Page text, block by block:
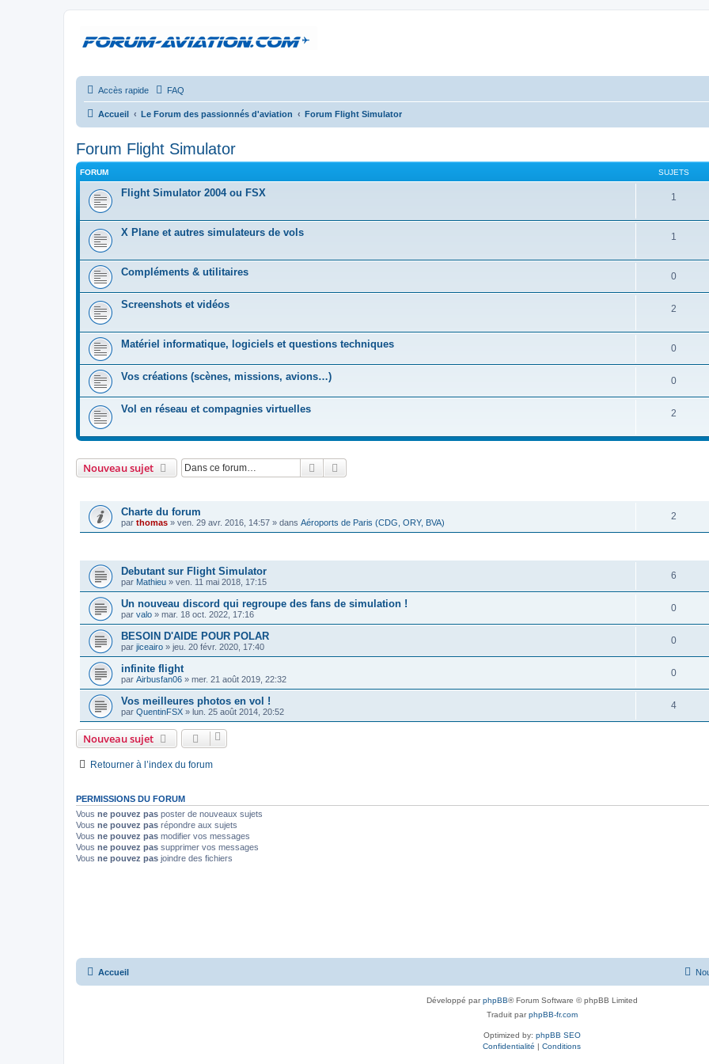
Accès rapide FAQ
Accueil Le Forum des passionnés d'aviation Forum Flight Simulator
Forum Flight Simulator
FORUM SUJETS
Flight Simulator 2004 ou FSX 1
X Plane et autres simulateurs de vols 1
Compléments & utilitaires 0
Screenshots et vidéos 2
Matériel informatique, logiciels et questions techniques 0
Vos créations (scènes, missions, avions…) 0
Vol en réseau et compagnies virtuelles 2
Nouveau sujet Rechercher
Charte du forum
par thomas » ven. 29 avr. 2016, 14:57 » dans Aéroports de Paris (CDG, ORY, BVA)
2
Debutant sur Flight Simulator
par Mathieu » ven. 11 mai 2018, 17:15
6
Un nouveau discord qui regroupe des fans de simulation !
par valo » mar. 18 oct. 2022, 17:16
0
BESOIN D'AIDE POUR POLAR
par jiceairo » jeu. 20 févr. 2020, 17:40
0
infinite flight
par Airbusfan06 » mer. 21 août 2019, 22:32
0
Vos meilleures photos en vol !
par QuentinFSX » lun. 25 août 2014, 20:52
4
Nouveau sujet
Retourner à l’index du forum
PERMISSIONS DU FORUM
Vous ne pouvez pas poster de nouveaux sujets
Vous ne pouvez pas répondre aux sujets
Vous ne pouvez pas modifier vos messages
Vous ne pouvez pas supprimer vos messages
Vous ne pouvez pas joindre des fichiers
Accueil
Développé parphpBB® Forum Software © phpBB Limited
Traduit parphpBB-fr.com
Optimized by: phpBB SEO
Confidentialité | Conditions